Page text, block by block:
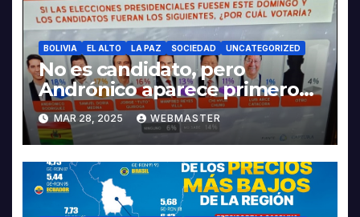
BOLIVIA EL ALTO LA PAZ SOCIEDAD UNCATEGORIZED
No es candidato, pero
Andrónico aparece primero
con el 18% en una encuesta
de Red Uno
MAR 28, 2025 WEBMASTER